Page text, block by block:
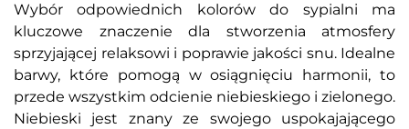
Wybór odpowiednich kolorów do sypialni ma
kluczowe znaczenie dla stworzenia atmosfery
sprzyjającej relaksowi i poprawie jakości snu. Idealne
barwy, które pomogą w osiągnięciu harmonii, to
przede wszystkim odcienie niebieskiego i zielonego.
Niebieski jest znany ze swojego uspokajającego